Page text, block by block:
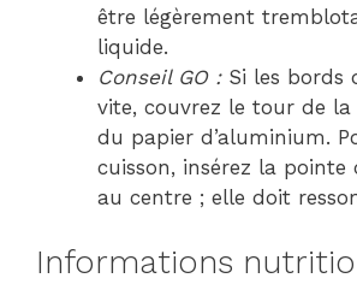
être légèrement
liquide.
Conseil GO :Si les bords
vite, couvrez le tour de la
du papier d’aluminium.
cuisson, insérez la pointe
au centre ; elle doit
Informations